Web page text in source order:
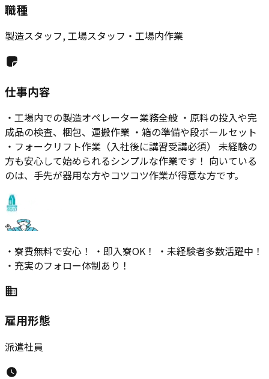
職種
製造スタッフ, 工場スタッフ・工場内作業
仕事内容
・工場内での製造オペレーター業務全般 ・原料の投入や完
成品の検査、梱包、運搬作業 ・箱の準備や段ボールセット
・フォークリフト作業（入社後に講習受講必須） 未経験の
方も安心して始められるシンプルな作業です！ 向いている
のは、手先が器用な方やコツコツ作業が得意な方です。
・寮費無料で安心！ ・即入寮OK！ ・未経験者多数活躍中！
・充実のフォロー体制あり！
雇用形態
派遣社員